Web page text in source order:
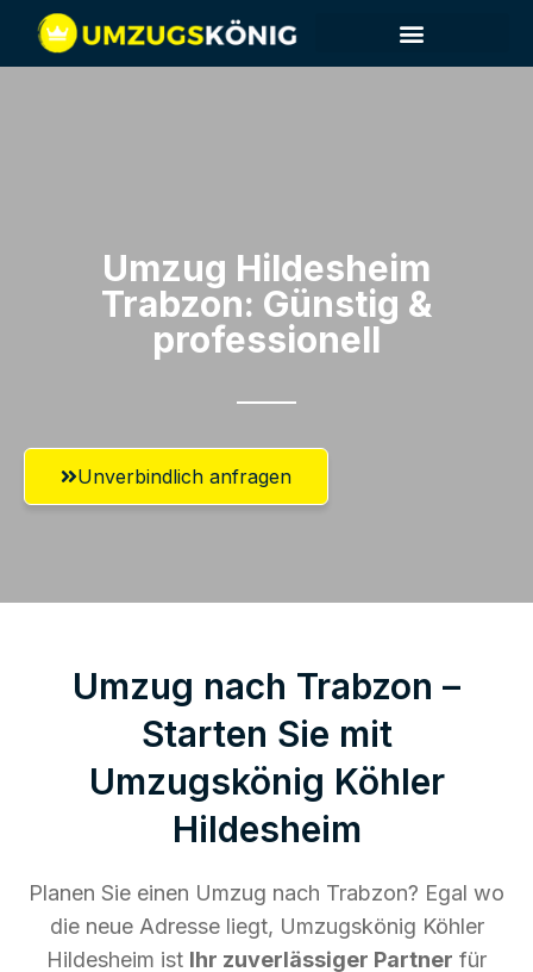
Umzug Hildesheim​
Trabzon: Günstig &
professionell​
Unverbindlich anfragen
Umzug nach Trabzon –
Starten Sie mit
Umzugskönig Köhler
Hildesheim
Planen Sie einen Umzug nach Trabzon? Egal wo
die neue Adresse liegt, Umzugskönig Köhler
Hildesheim ist Ihr zuverlässiger Partner für